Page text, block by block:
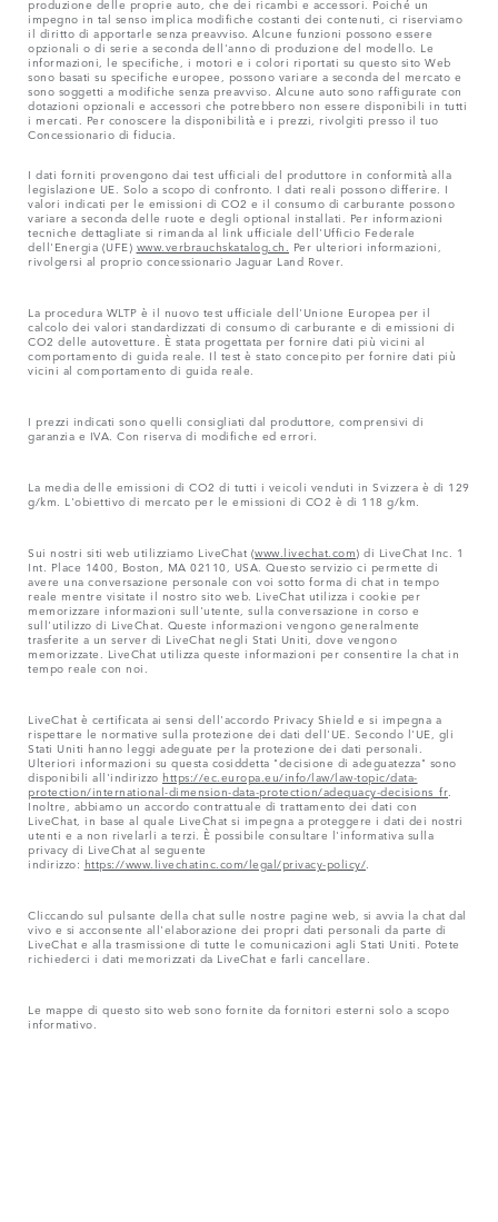
produzione delle proprie auto, che dei ricambi e accessori. Poiché un
impegno in tal senso implica modifiche costanti dei contenuti, ci riserviamo
il diritto di apportarle senza preavviso. Alcune funzioni possono essere
opzionali o di serie a seconda dell'anno di produzione del modello. Le
informazioni, le specifiche, i motori e i colori riportati su questo sito Web
sono basati su specifiche europee, possono variare a seconda del mercato e
sono soggetti a modifiche senza preavviso. Alcune auto sono raffigurate con
dotazioni opzionali e accessori che potrebbero non essere disponibili in tutti
i mercati. Per conoscere la disponibilità e i prezzi, rivolgiti presso il tuo
Concessionario di fiducia.
I dati forniti provengono dai test ufficiali del produttore in conformità alla
legislazione UE. Solo a scopo di confronto. I dati reali possono differire. I
valori indicati per le emissioni di CO2 e il consumo di carburante possono
variare a seconda delle ruote e degli optional installati. Per informazioni
tecniche dettagliate si rimanda al link ufficiale dell'Ufficio Federale
dell'Energia (UFE) www.verbrauchskatalog.ch. Per ulteriori informazioni,
rivolgersi al proprio concessionario Jaguar Land Rover.
La procedura WLTP è il nuovo test ufficiale dell'Unione Europea per il
calcolo dei valori standardizzati di consumo di carburante e di emissioni di
CO2 delle autovetture. È stata progettata per fornire dati più vicini al
comportamento di guida reale. Il test è stato concepito per fornire dati più
vicini al comportamento di guida reale.
I prezzi indicati sono quelli consigliati dal produttore, comprensivi di
garanzia e IVA. Con riserva di modifiche ed errori.
La media delle emissioni di CO2 di tutti i veicoli venduti in Svizzera è di 129
g/km. L'obiettivo di mercato per le emissioni di CO2 è di 118 g/km.
Sui nostri siti web utilizziamo LiveChat (www.livechat.com) di LiveChat Inc. 1
Int. Place 1400, Boston, MA 02110, USA. Questo servizio ci permette di
avere una conversazione personale con voi sotto forma di chat in tempo
reale mentre visitate il nostro sito web. LiveChat utilizza i cookie per
memorizzare informazioni sull'utente, sulla conversazione in corso e
sull'utilizzo di LiveChat. Queste informazioni vengono generalmente
trasferite a un server di LiveChat negli Stati Uniti, dove vengono
memorizzate. LiveChat utilizza queste informazioni per consentire la chat in
tempo reale con noi.
LiveChat è certificata ai sensi dell'accordo Privacy Shield e si impegna a
rispettare le normative sulla protezione dei dati dell'UE. Secondo l'UE, gli
Stati Uniti hanno leggi adeguate per la protezione dei dati personali.
Ulteriori informazioni su questa cosiddetta "decisione di adeguatezza" sono
disponibili all'indirizzo https://ec.europa.eu/info/law/law-topic/data-
protection/international-dimension-data-protection/adequacy-decisions_fr.
Inoltre, abbiamo un accordo contrattuale di trattamento dei dati con
LiveChat, in base al quale LiveChat si impegna a proteggere i dati dei nostri
utenti e a non rivelarli a terzi. È possibile consultare l'informativa sulla
privacy di LiveChat al seguente
indirizzo: https://www.livechatinc.com/legal/privacy-policy/.
Cliccando sul pulsante della chat sulle nostre pagine web, si avvia la chat dal
vivo e si acconsente all'elaborazione dei propri dati personali da parte di
LiveChat e alla trasmissione di tutte le comunicazioni agli Stati Uniti. Potete
richiederci i dati memorizzati da LiveChat e farli cancellare.
Le mappe di questo sito web sono fornite da fornitori esterni solo a scopo
informativo.